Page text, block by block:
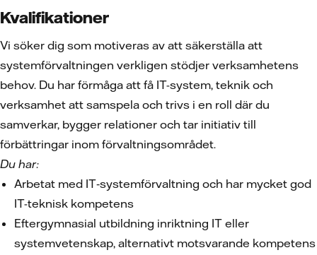
Kvalifikationer
Vi söker dig som motiveras av att säkerställa att
systemförvaltningen verkligen stödjer verksamhetens
behov. Du har förmåga att få IT-system, teknik och
verksamhet att samspela och trivs i en roll där du
samverkar, bygger relationer och tar initiativ till
förbättringar inom förvaltningsområdet.
Du har:
Arbetat med IT‑systemförvaltning och har mycket god
IT-teknisk kompetens
Eftergymnasial utbildning inriktning IT eller
systemvetenskap, alternativt motsvarande kompetens